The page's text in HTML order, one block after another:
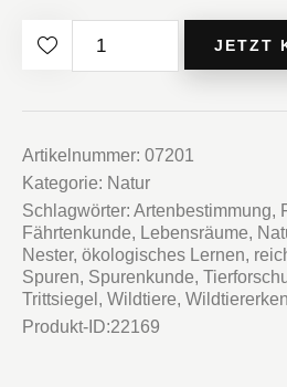
Tierspuren
Europas
JETZT
Artikelnummer: 07201
Kategorie: Natur
Schlagwörter: Artenbestimmung,
Fährtenkunde, Lebensräume,
Nester, ökologisches Lernen,
Spuren, Spurenkunde,
Trittsiegel , Wildtiere,
Produkt-ID:22169